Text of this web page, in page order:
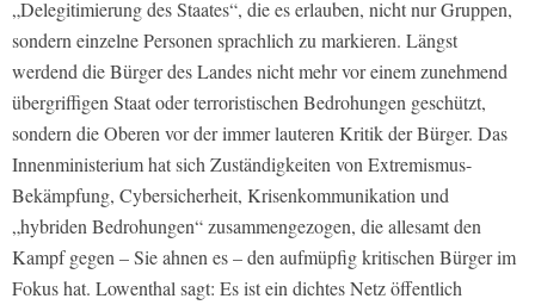
„Delegitimierung des Staates“, die es erlauben, nicht nur Gruppen,
sondern einzelne Personen sprachlich zu markieren. Längst
werdend die Bürger des Landes nicht mehr vor einem zunehmend
übergriffigen Staat oder terroristischen Bedrohungen geschützt,
sondern die Oberen vor der immer lauteren Kritik der Bürger. Das
Innenministerium hat sich Zuständigkeiten von Extremismus-
Bekämpfung, Cybersicherheit, Krisenkommunikation und
„hybriden Bedrohungen“ zusammengezogen, die allesamt den
Kampf gegen – Sie ahnen es – den aufmüpfig kritischen Bürger im
Fokus hat. Lowenthal sagt: Es ist ein dichtes Netz öffentlich